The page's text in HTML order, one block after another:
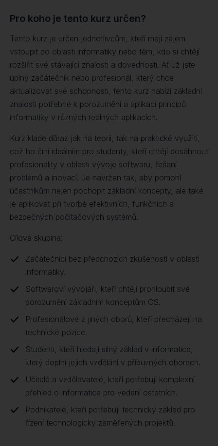
Pro koho je tento kurz určen?
Tento kurz je určen jednotlivcům, kteří mají zájem
vstoupit do oblasti informatiky nebo těm, kdo si chtějí
rozšířit své stávající znalosti a dovednosti. Ať už jste
úplný začátečník nebo profesionál, který chce
aktualizovat své schopnosti, tento kurz nabízí základní
znalosti potřebné k porozumění a aplikaci principů
informatiky v různých reálných aplikacích.
Kurz klade důraz jak na teorii, tak na praktické využití,
což ho činí ideálním pro studenty, kteří chtějí dosáhnout
profesionality v oblasti vývoje softwaru, řešení
problémů a inovací. Je navržen tak, aby pomohl
účastníkům nejen pochopit základní koncepty, ale také
je aplikovat při tvorbě efektivních, funkčních a
bezpečných počítačových systémů.
Cílová skupina:
Začátečníci bez předchozích zkušeností v oblasti
informatiky.
Softwaroví vývojáři, kteří chtějí prohloubit své
porozumění základním konceptům CS.
Profesionálové z jiných oborů, kteří přecházejí na
technické pozice.
Studenti, kteří hledají silný základ v informatice,
který doplní jejich vzdělání v příbuzných oborech.
Učitelé a vzdělavatelé, kteří potřebují komplexní
přehled o informatice pro vedení ostatních.
Podnikatelé, kteří potřebují technický základ pro
řízení technologicky zaměřených projektů.